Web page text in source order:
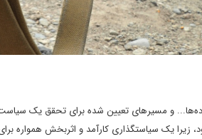
و مسیرهای تعیین شده برای تحقق یک سیاست
یک سیاستگذاری کارآمد و اثربخش همواره برای